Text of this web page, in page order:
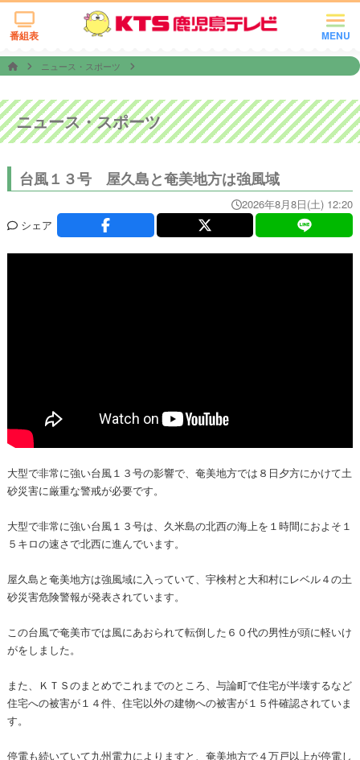
MENU
番組表
ニュース・スポーツ
ニュース・スポーツ
台風１３号 屋久島と奄美地方は強風域
2026年8月8日(土) 12:20
シェア
大型で非常に強い台風１３号の影響で、奄美地方では８日夕方にかけて土
砂災害に厳重な警戒が必要です。
大型で非常に強い台風１３号は、久米島の北西の海上を１時間におよそ１
５キロの速さで北西に進んでいます。
屋久島と奄美地方は強風域に入っていて、宇検村と大和村にレベル４の土
砂災害危険警報が発表されています。
この台風で奄美市では風にあおられて転倒した６０代の男性が頭に軽いけ
がをしました。
また、ＫＴＳのまとめでこれまでのところ、与論町で住宅が半壊するなど
住宅への被害が１４件、住宅以外の建物への被害が１５件確認されていま
す。
停電も続いていて九州電力によりますと、奄美地方で４万戸以上が停電し